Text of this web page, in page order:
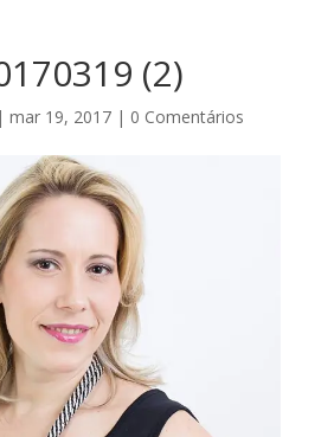
(2)
| mar 19, 2017| 0 Comentários